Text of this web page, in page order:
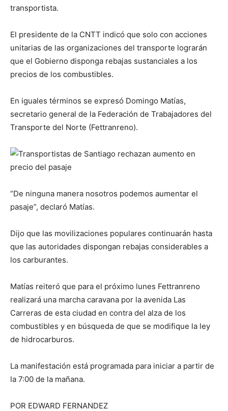
transportista.
El presidente de la CNTT indicó que solo con acciones
unitarias de las organizaciones del transporte lograrán
que el Gobierno disponga rebajas sustanciales a los
precios de los combustibles.
En iguales términos se expresó Domingo Matías,
secretario general de la Federación de Trabajadores del
Transporte del Norte (Fettranreno).
“De ninguna manera nosotros podemos aumentar el
pasaje”, declaró Matías.
Dijo que las movilizaciones populares continuarán hasta
que las autoridades dispongan rebajas considerables a
los carburantes.
Matías reiteró que para el próximo lunes Fettranreno
realizará una marcha caravana por la avenida Las
Carreras de esta ciudad en contra del alza de los
combustibles y en búsqueda de que se modifique la ley
de hidrocarburos.
La manifestación está programada para iniciar a partir de
la 7:00 de la mañana.
POR EDWARD FERNANDEZ